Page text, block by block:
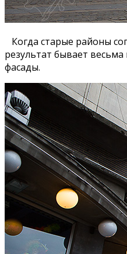
Когда старые районы
результат бывает
фасады.